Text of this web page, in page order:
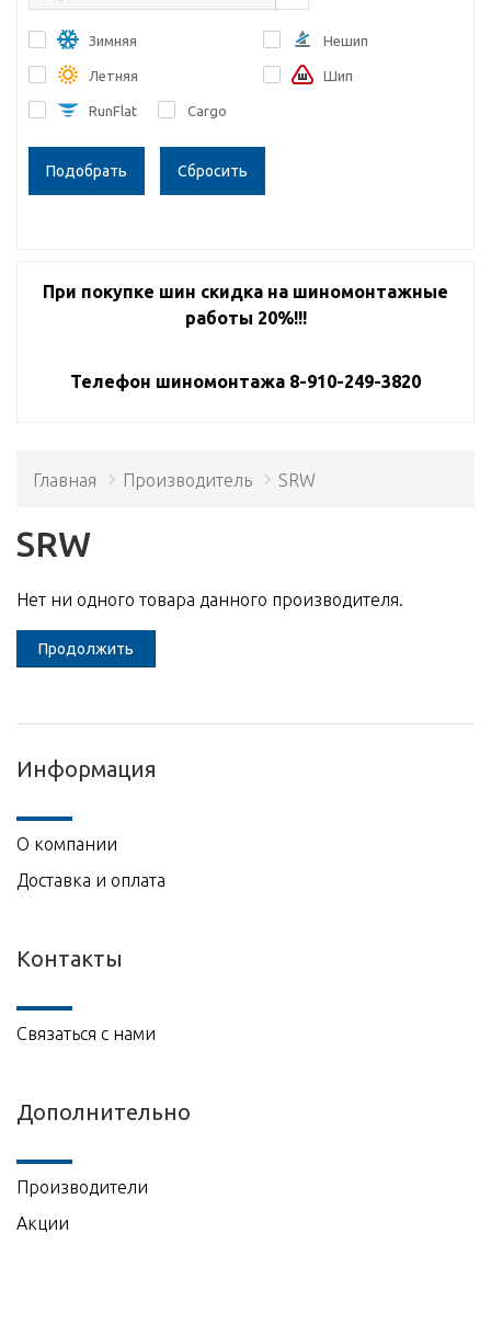
Зимняя
Летняя
RunFlat Cargo
Нешип
Шип
Сбросить
При покупке шин скидка на шиномонтажные
работы 20%!!!
Телефон шиномонтажа 8-910-249-3820
Главная Производитель SRW
SRW
Нет ни одного товара данного производителя.
Продолжить
Информация
О компании
Доставка и оплата
Контакты
Связаться с нами
Дополнительно
Производители
Акции